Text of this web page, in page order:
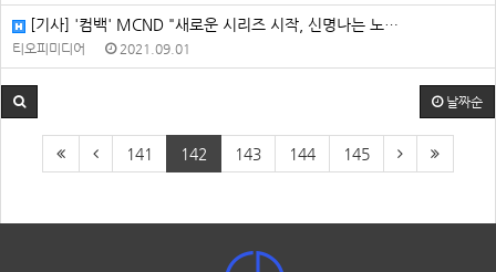
[기사] '컴백' MCND "새로운 시리즈 시작, 신명나는 노…
티오피미디어 2021.09.01
날짜순
141 142 143 144 145